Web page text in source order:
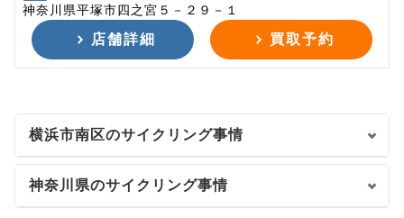
神奈川県平塚市四之宮５－２９－１
店舗詳細 買取予約
横浜市南区のサイクリング事情
神奈川県のサイクリング事情